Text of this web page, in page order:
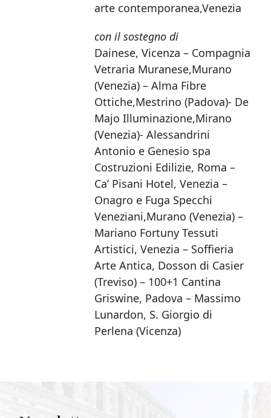
arte contemporanea,Venezia
con il sostegno di
Dainese, Vicenza – Compagnia
Vetraria Muranese,Murano
(Venezia) – Alma Fibre
Ottiche,Mestrino (Padova)- De
Majo Illuminazione,Mirano
(Venezia)- Alessandrini
Antonio e Genesio spa
Costruzioni Edilizie, Roma –
Ca’ Pisani Hotel, Venezia –
Onagro e Fuga Specchi
Veneziani,Murano (Venezia) –
Mariano Fortuny Tessuti
Artistici, Venezia – Soffieria
Arte Antica, Dosson di Casier
(Treviso) – 100+1 Cantina
Griswine, Padova – Massimo
Lunardon, S. Giorgio di
Perlena (Vicenza)